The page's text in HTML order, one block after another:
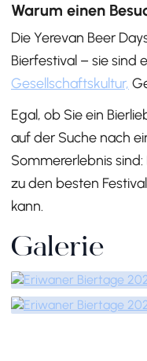
Warum einen
Die Yerevan Beer
Bierfestival – sie sind
Gesellschaftskultur,
Egal, ob Sie ein
auf der Suche nach
Sommererlebnis
zu den besten
kann.
Galerie